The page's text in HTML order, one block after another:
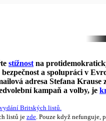
stížnost na
a spolupráci v
adresa Stefana
kampaň a volby, je
Britských listů.
listů je zde. Pouze když nefunguje,